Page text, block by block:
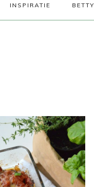
INSPIRATIE BETTY